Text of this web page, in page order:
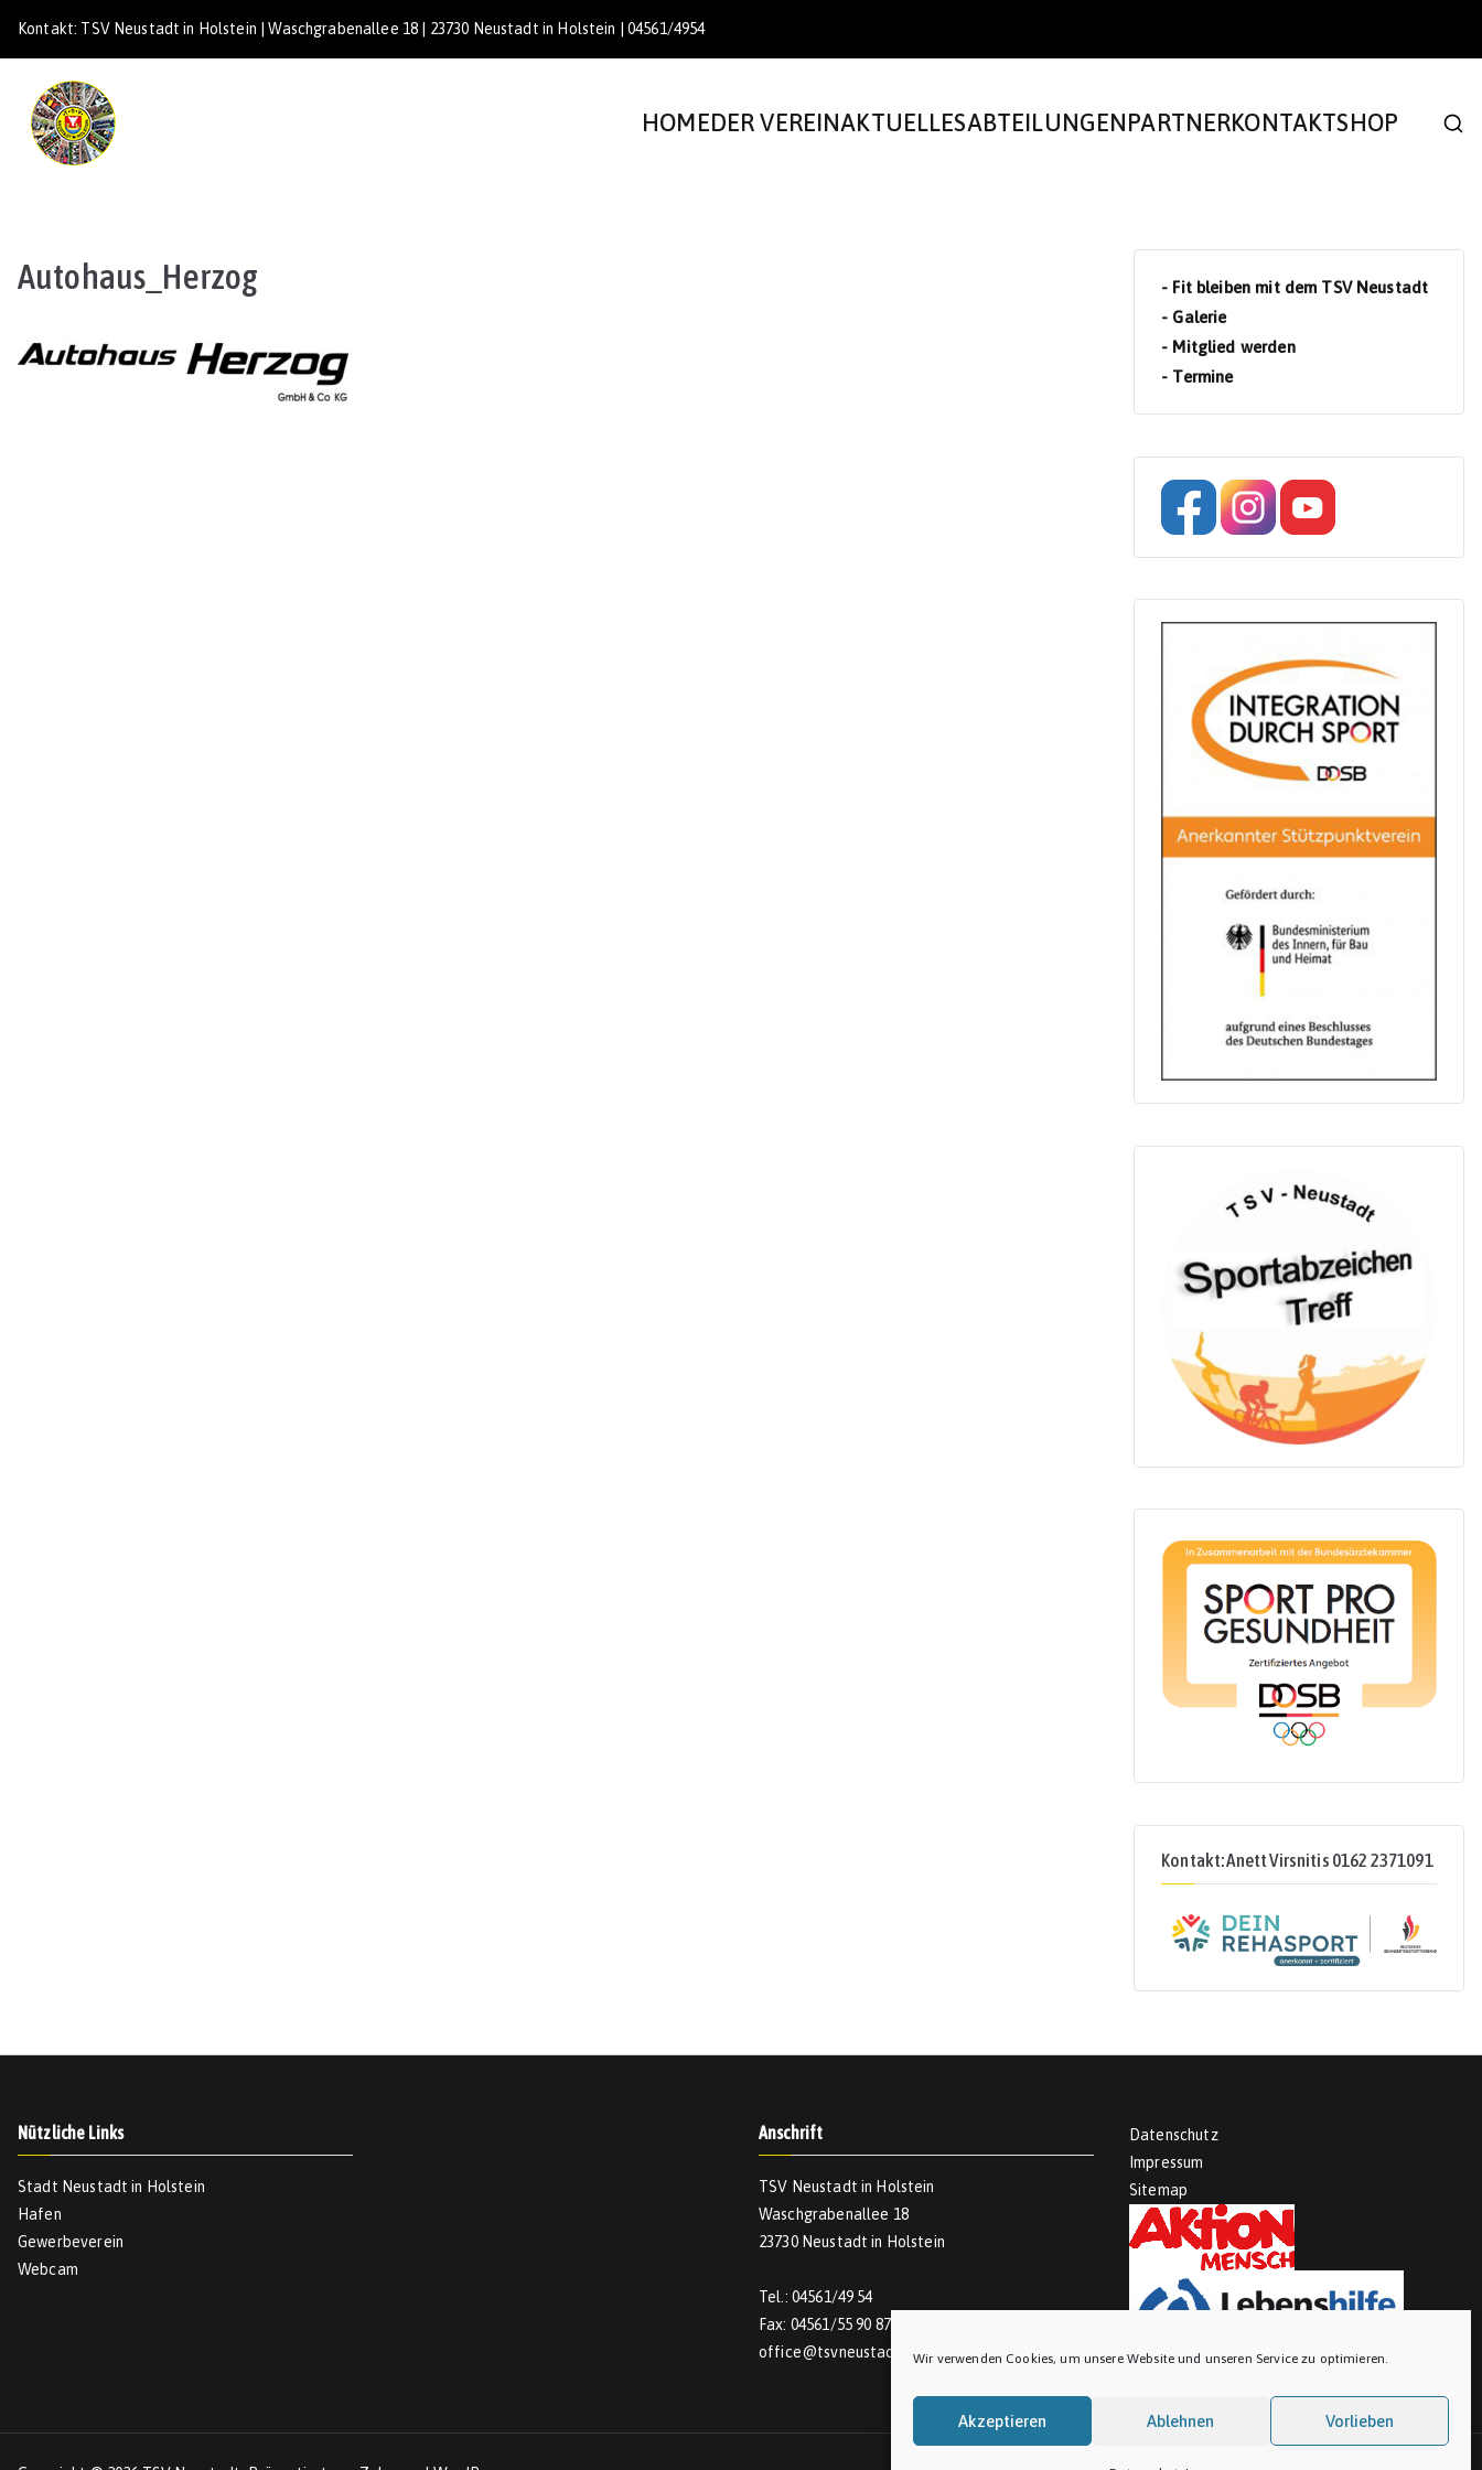
Wir verwenden Cookies, um unsere Website und unseren Service zu optimieren.
Akzeptieren Ablehnen Vorlieben
Kontakt: TSV Neustadt in Holstein | Waschgrabenallee 18 | 23730 Neustadt in Holstein | 04561/4954
HOMEDER VEREINAKTUELLESABTEILUNGENPARTNERKONTAKTSHOP
Autohaus_Herzog
- Fit bleiben mit dem TSV Neustadt
- Galerie
- Mitglied werden
- Termine
Kontakt: Anett Virsnitis 0162 2371091
Nützliche Links
Stadt Neustadt in Holstein
Hafen
Gewerbeverein
Webcam
Anschrift
TSV Neustadt in Holstein
Waschgrabenallee 18
23730 Neustadt in Holstein
Tel.: 04561/49 54
Fax: 04561/55 90 874
office@tsvneustadt.de
Datenschutz
Impressum
Sitemap